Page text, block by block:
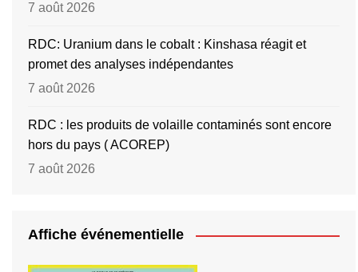
7 août 2026
RDC: Uranium dans le cobalt : Kinshasa réagit et
promet des analyses indépendantes
7 août 2026
RDC : les produits de volaille contaminés sont encore
hors du pays ( ACOREP)
7 août 2026
Affiche événementielle